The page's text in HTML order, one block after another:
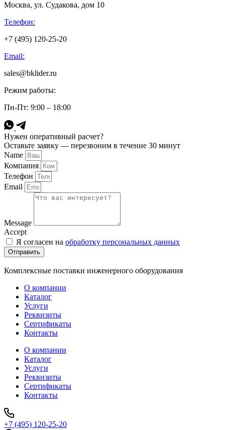
Москва, ул. Судакова, дом 10
Телефон:
+7 (495) 120-25-20
Email:
sales@bklider.ru
Режим работы:
Пн-Пт: 9:00 – 18:00
Нужен оперативный расчет?
Оставьте заявку — перезвоним в течение 30 минут
Name
Компания
Телефон
Email
Message
Accept
Я согласен на обработку персональных данных
Отправить
Комплексные поставки инженерного оборудования
О компании
Каталог
Услуги
Реквизиты
Сертификаты
Контакты
О компании
Каталог
Услуги
Реквизиты
Сертификаты
Контакты
+7 (495) 120-25-20